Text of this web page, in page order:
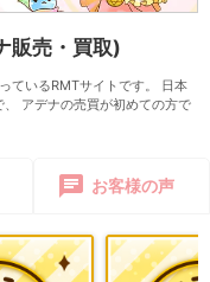
販売・買取)
ているRMTサイトです。 日本
アデナの売買が初めての方で
chat お客様の声